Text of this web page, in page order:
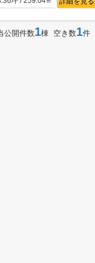
公開件数1棟 空き数1件